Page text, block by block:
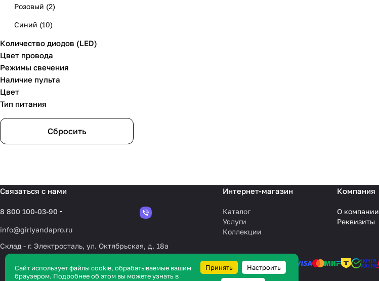
Розовый (2)
Синий (10)
Теплый(35)
Теплый белый с мерцанием
Фиолетовый
Холодный
Количество диодов (LED)
Цвет провода
Режимы свечения
Наличие пульта
Цвет
Тип питания
Сбросить
Связаться с нами
8 800 100-03-90
info@girlyandapro.ru
Склад - г. Электросталь, ул. Октябрьская, д. 18а
Интернет-магазин
Каталог
Услуги
Коллекции
Компания
О компании
Реквизиты
Сайт использует файлы cookie, обрабатываемые вашим
браузером. Подробнее об этом вы можете узнать в
Принять Настроить